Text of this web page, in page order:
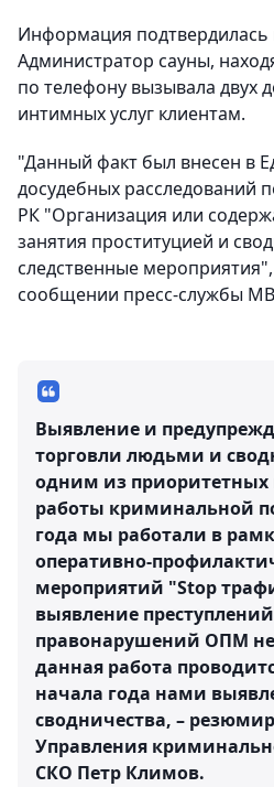
Информация подтвердилась
Администратор сауны,
по телефону вызывала двух
интимных услуг клиентам.
"Данный факт был внесен в
досудебных расследований
РК "Организация или
занятия проституцией и
следственные
сообщении пресс-службы
Выявление и
торговли людьми и
одним из приоритетных
работы криминальной
года мы работали в
оперативно-
мероприятий "Stop
выявление
правонарушений ОПМ не
данная работа
начала года нами
сводничества, –
Управления
СКО Петр Климов.